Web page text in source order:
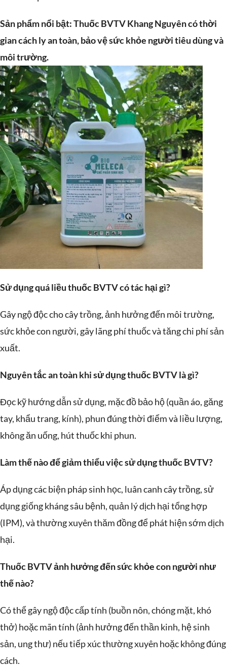
Sản phẩm nổi bật: Thuốc BVTV Khang Nguyên có thời
gian cách ly an toàn, bảo vệ sức khỏe người tiêu dùng và
môi trường.
Sử dụng quá liều thuốc BVTV có tác hại gì?
Gây ngộ độc cho cây trồng, ảnh hưởng đến môi trường,
sức khỏe con người, gây lãng phí thuốc và tăng chi phí sản
xuất.
Nguyên tắc an toàn khi sử dụng thuốc BVTV là gì?
Đọc kỹ hướng dẫn sử dụng, mặc đồ bảo hộ (quần áo, găng
tay, khẩu trang, kính), phun đúng thời điểm và liều lượng,
không ăn uống, hút thuốc khi phun.
Làm thế nào để giảm thiểu việc sử dụng thuốc BVTV?
Áp dụng các biện pháp sinh học, luân canh cây trồng, sử
dụng giống kháng sâu bệnh, quản lý dịch hại tổng hợp
(IPM), và thường xuyên thăm đồng để phát hiện sớm dịch
hại.
Thuốc BVTV ảnh hưởng đến sức khỏe con người như
thế nào?
Có thể gây ngộ độc cấp tính (buồn nôn, chóng mặt, khó
thở) hoặc mãn tính (ảnh hưởng đến thần kinh, hệ sinh
sản, ung thư) nếu tiếp xúc thường xuyên hoặc không đúng
cách.